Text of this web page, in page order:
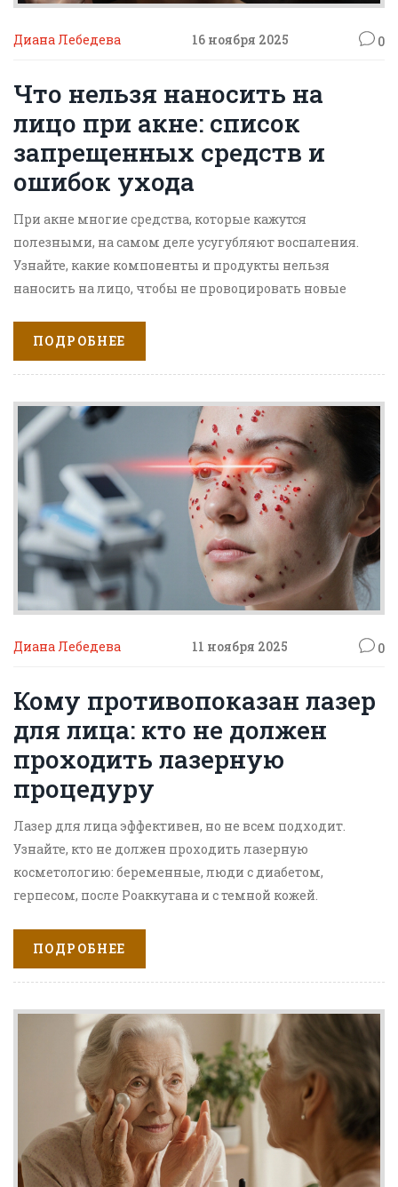
Диана Лебедева 16 ноября 2025 0
Что нельзя наносить на
лицо при акне: список
запрещенных средств и
ошибок ухода
При акне многие средства, которые кажутся
полезными, на самом деле усугубляют воспаления.
Узнайте, какие компоненты и продукты нельзя
наносить на лицо, чтобы не провоцировать новые
ПОДРОБНЕЕ
Диана Лебедева 11 ноября 2025 0
Кому противопоказан лазер
для лица: кто не должен
проходить лазерную
процедуру
Лазер для лица эффективен, но не всем подходит.
Узнайте, кто не должен проходить лазерную
косметологию: беременные, люди с диабетом,
герпесом, после Роаккутана и с темной кожей.
ПОДРОБНЕЕ